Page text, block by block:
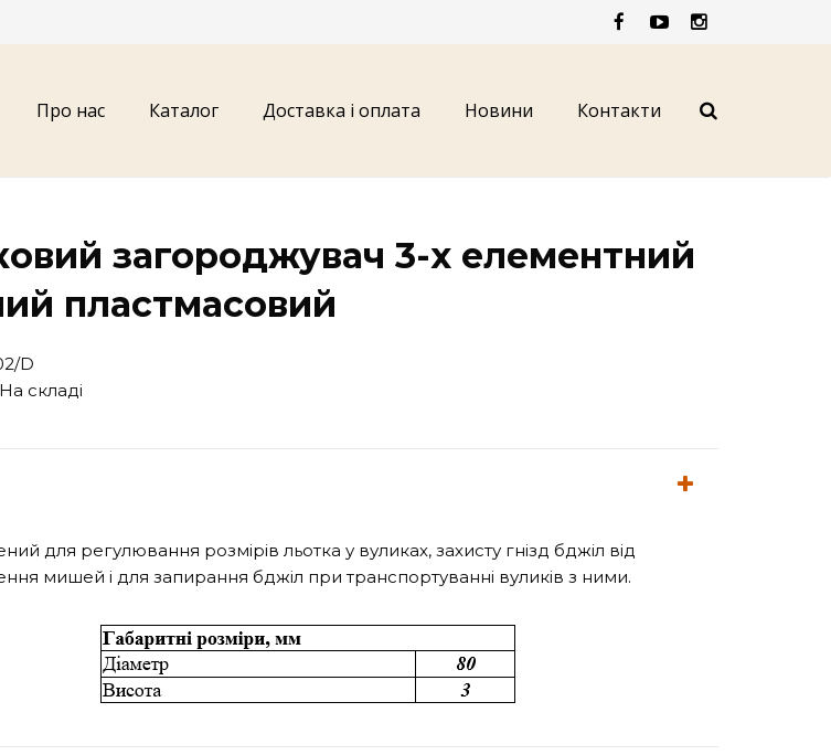
Про нас Каталог Доставка і оплата Новини Контакти
загороджувач 3-х елементний
пластмасовий
D
складі
для регулювання розмірів льотка у вуликах, захисту гнізд бджіл від
мишей і для запирання бджіл при транспортуванні вуликів з ними.